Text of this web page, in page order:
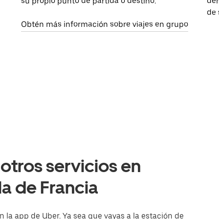
Obtén más información sobre viajes en grupo
de
servicios en
de Francia
app de Uber. Ya sea que vayas a la estación de